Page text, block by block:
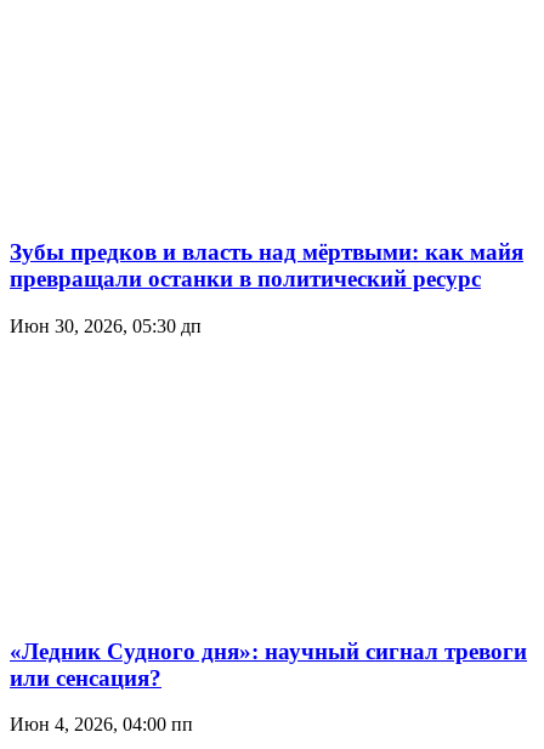
Зубы предков и власть над мёртвыми: как майя
превращали останки в политический ресурс
Июн 30, 2026, 05:30 дп
«Ледник Судного дня»: научный сигнал тревоги
или сенсация?
Июн 4, 2026, 04:00 пп